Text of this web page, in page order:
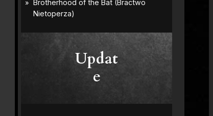
Updat
e